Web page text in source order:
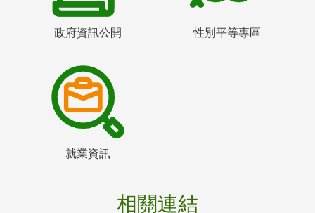
政府資訊公開 性別平等專區
就業資訊
相關連結